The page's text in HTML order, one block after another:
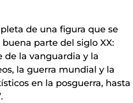
de una figura que se
parte del siglo XX:
de la vanguardia y la
la guerra mundial y la
en la posguerra, hasta